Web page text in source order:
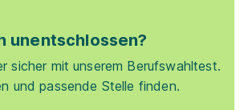
unentschlossen?
sicher mit unserem Berufswahltest.
und passende Stelle finden.